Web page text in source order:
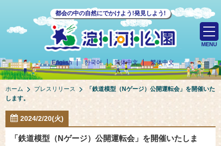
都会の中の自然にでかけよう!発見しよう!
English 한국어 简体中文 繁体中文
MENU
ホーム プレスリリース
「鉄道模型（Nゲージ）公開運転会」を開催いた
します。
2024/2/20(火)
「鉄道模型（Nゲージ）公開運転会」を開催いたしま